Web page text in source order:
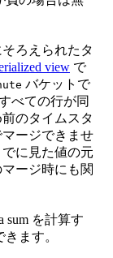
ろえられたタ
view で
バケットで
べての行が同
のタイムスタ
ージできませ
に見た値の元
ージ時にも関
sum を計算す
ます。